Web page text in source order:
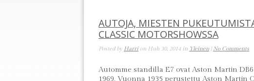
AUTOJA, MIESTEN
CLASSIC MOTORSHOWSSA
Posted by Harrion Huh 30, 2014 in Yleinen |No Comments
Automme standilla E7 ovat Aston Martin
1969. Vuonna 1935 perustettu Aston Martin